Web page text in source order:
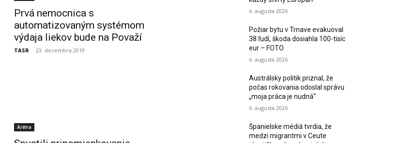
Prvá nemocnica s
automatizovaným systémom
výdaja liekov bude na Považí
TASR - 23. decembra 2019
Aréna
6. augusta 2026
Požiar bytu v Trnave evakuoval
38 ľudí, škoda dosiahla 100-tisíc
eur – FOTO
6. augusta 2026
Austrálsky politik priznal, že
počas rokovania odoslal správu
„moja práca je nudná“
6. augusta 2026
Španielske médiá tvrdia, že
medzi migrantmi v Ceute